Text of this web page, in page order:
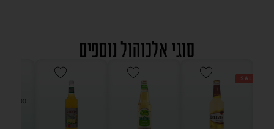
סוגי אלכוהול נוספים
SALE